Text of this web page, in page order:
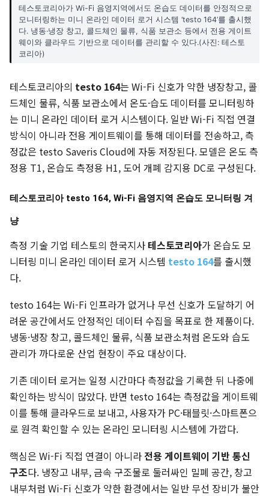
테스토코리아가 Wi-Fi 음영지역에서도 온습도 데이터를 안정적으로
모니터링하는 미니 온라인 데이터 로거 시스템 ‘testo 164’를 출시했
다. 냉동·냉장 창고, 콜드체인 물류, 식품 보관소 등에서 전용 게이트
웨이와 클라우드 기반으로 데이터를 관리할 수 있다.(사진: 테스토
코리아)
테스토코리아의 testo 164는 Wi-Fi 신호가 약한 냉장창고, 콜
드체인 물류, 식품 보관소에서 온도·습도 데이터를 모니터링하
는 미니 온라인 데이터 로거 시스템이다. 일반 Wi-Fi 직접 연결
방식이 아니라 전용 게이트웨이를 통해 데이터를 전송하고, 측
정값은 testo Saveris Cloud에 자동 저장된다. 모델은 온도 측
정용 T1, 온습도 측정용 H1, 도어 개폐 감지용 DC로 구성된다.
테스토코리아 testo 164, Wi-Fi 음영지역 온습도 모니터링 겨
냥
측정 기술 기업 테스토의 한국지사테스토코리아가 온습도 모
니터링 미니 온라인 데이터 로거 시스템 testo 164를 출시했
다.
testo 164는 Wi-Fi 인프라가 없거나 무선 신호가 도달하기 어
려운 공간에서도 안정적인 데이터 수집을 목표로 한 제품이다.
냉동·냉장 창고, 콜드체인 물류, 식품 보관소처럼 온도와 습도
관리가 까다로운 산업 현장이 주요 대상이다.
기존 데이터 로거는 일정 시간마다 측정값을 기록한 뒤 나중에
확인하는 방식이 많았다. 반면 testo 164는 측정값을 게이트웨
이를 통해 클라우드로 보내고, 사용자가 PC·태블릿·스마트폰으
로 원격 확인할 수 있는 온라인 모니터링 시스템에 가깝다.
핵심은 Wi-Fi 직접 연결이 아니라전용 게이트웨이 기반 통신
구조다. 냉장고 내부, 금속 구조물로 둘러싸인 밀폐 공간, 창고
내부처럼 Wi-Fi 신호가 약한 환경에서는 일반 무선 장비가 불안